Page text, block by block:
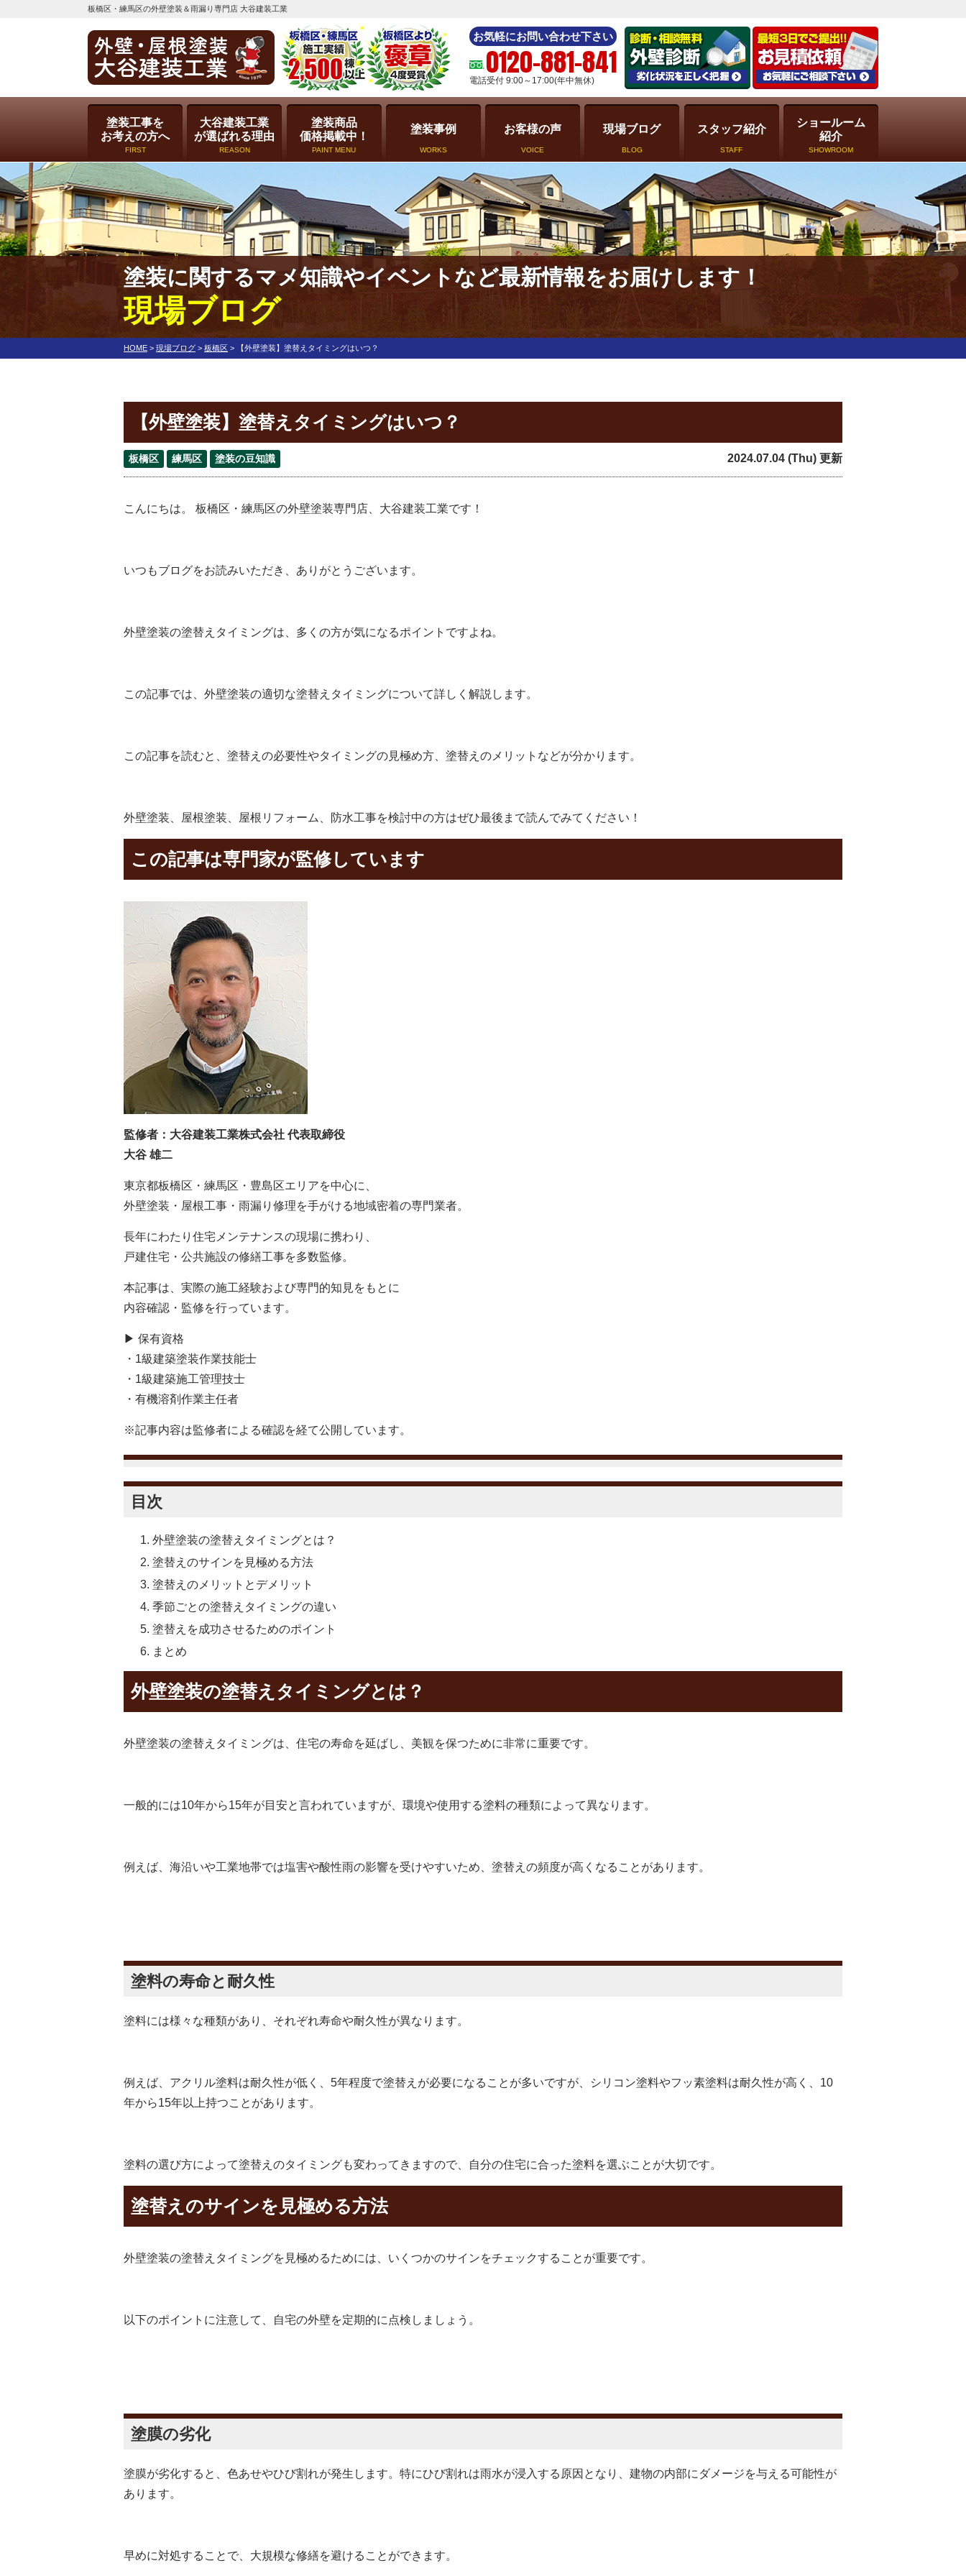
板橋区・練馬区の外壁塗装＆雨漏り専門店 大谷建装工業
お気軽にお問い合わせ下さい
0120-881-841
電話受付 9:00～17:00(年中無休)
塗装工事を
お考えの方へ
FIRST
大谷建装工業
が選ばれる理由
REASON
塗装商品
価格掲載中！
PAINT MENU
塗装事例
WORKS
お客様の声
VOICE
現場ブログ
BLOG
スタッフ紹介
STAFF
ショールーム
紹介
SHOWROOM
塗装に関するマメ知識やイベントなど最新情報をお届けします！
現場ブログ
HOME > 現場ブログ > 板橋区 > 【外壁塗装】塗替えタイミングはいつ？
【外壁塗装】塗替えタイミングはいつ？
板橋区 練馬区 塗装の豆知識 2024.07.04 (Thu) 更新
こんにちは。 板橋区・練馬区の外壁塗装専門店、大谷建装工業です！
いつもブログをお読みいただき、ありがとうございます。
外壁塗装の塗替えタイミングは、多くの方が気になるポイントですよね。
この記事では、外壁塗装の適切な塗替えタイミングについて詳しく解説します。
この記事を読むと、塗替えの必要性やタイミングの見極め方、塗替えのメリットなどが分かります。
外壁塗装、屋根塗装、屋根リフォーム、防水工事を検討中の方はぜひ最後まで読んでみてください！
この記事は専門家が監修しています
監修者：大谷建装工業株式会社 代表取締役
大谷 雄二
東京都板橋区・練馬区・豊島区エリアを中心に、
外壁塗装・屋根工事・雨漏り修理を手がける地域密着の専門業者。
長年にわたり住宅メンテナンスの現場に携わり、
戸建住宅・公共施設の修繕工事を多数監修。
本記事は、実際の施工経験および専門的知見をもとに
内容確認・監修を行っています。
▶ 保有資格
・1級建築塗装作業技能士
・1級建築施工管理技士
・有機溶剤作業主任者
※記事内容は監修者による確認を経て公開しています。
目次
外壁塗装の塗替えタイミングとは？
塗替えのサインを見極める方法
塗替えのメリットとデメリット
季節ごとの塗替えタイミングの違い
塗替えを成功させるためのポイント
まとめ
外壁塗装の塗替えタイミングとは？
外壁塗装の塗替えタイミングは、住宅の寿命を延ばし、美観を保つために非常に重要です。
一般的には10年から15年が目安と言われていますが、環境や使用する塗料の種類によって異なります。
例えば、海沿いや工業地帯では塩害や酸性雨の影響を受けやすいため、塗替えの頻度が高くなることがあります。
塗料の寿命と耐久性
塗料には様々な種類があり、それぞれ寿命や耐久性が異なります。
例えば、アクリル塗料は耐久性が低く、5年程度で塗替えが必要になることが多いですが、シリコン塗料やフッ素塗料は耐久性が高く、10
年から15年以上持つことがあります。
塗料の選び方によって塗替えのタイミングも変わってきますので、自分の住宅に合った塗料を選ぶことが大切です。
塗替えのサインを見極める方法
外壁塗装の塗替えタイミングを見極めるためには、いくつかのサインをチェックすることが重要です。
以下のポイントに注意して、自宅の外壁を定期的に点検しましょう。
塗膜の劣化
塗膜が劣化すると、色あせやひび割れが発生します。特にひび割れは雨水が浸入する原因となり、建物の内部にダメージを与える可能性が
あります。
早めに対処することで、大規模な修繕を避けることができます。